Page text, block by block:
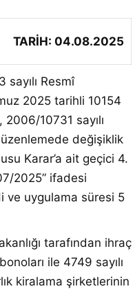
TARİH: 04.08.2025
Resmî
2025 tarihli 10154
2006/10731 sayılı
değişiklik
Karar’a ait geçici 4.
2025” ifadesi
ve uygulama süresi 5
tarafından ihraç
ile 4749 sayılı
kiralama şirketlerinin